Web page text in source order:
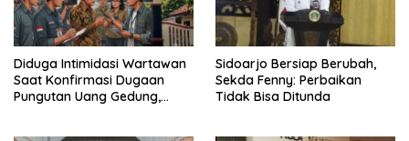
Diduga Intimidasi Wartawan
Saat Konfirmasi Dugaan
Pungutan Uang Gedung,
Sidoarjo Bersiap Berubah,
Sekda Fenny: Perbaikan
Tidak Bisa Ditunda